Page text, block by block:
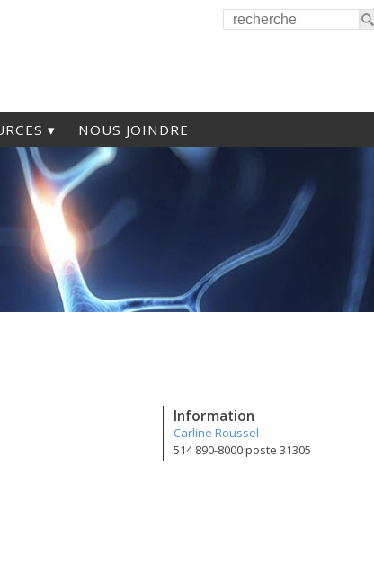
NOUS JOINDRE
Information
Carline Roussel
514 890-8000 poste 31305